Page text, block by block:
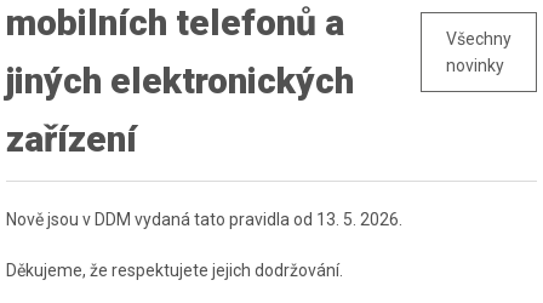
mobilních telefonů a
jiných elektronických
zařízení
Všechny
novinky
Nově jsou v DDM vydaná tato pravidla od 13. 5. 2026.
Děkujeme, že respektujete jejich dodržování.